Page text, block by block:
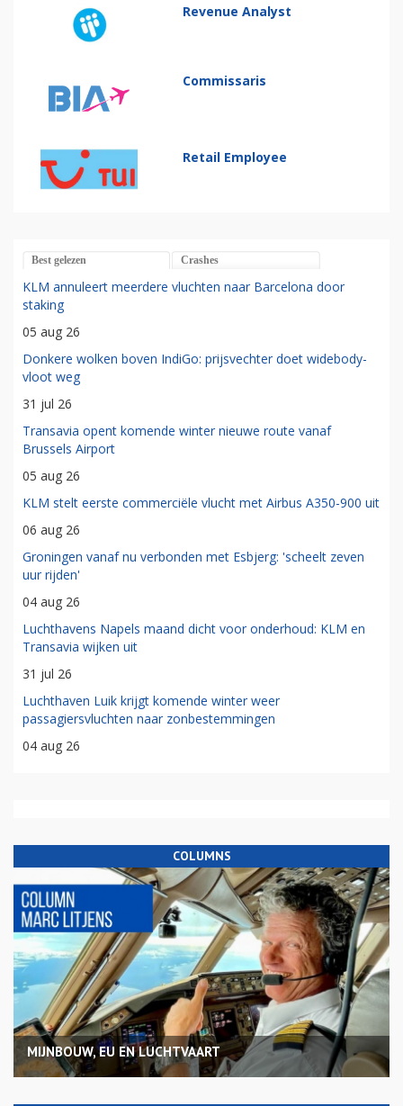
Revenue Analyst
Commissaris
Retail Employee
Best gelezen Crashes
KLM annuleert meerdere vluchten naar Barcelona door
staking
05 aug 26
Donkere wolken boven IndiGo: prijsvechter doet widebody-
vloot weg
31 jul 26
Transavia opent komende winter nieuwe route vanaf
Brussels Airport
05 aug 26
KLM stelt eerste commerciële vlucht met Airbus A350-900 uit
06 aug 26
Groningen vanaf nu verbonden met Esbjerg: 'scheelt zeven
uur rijden'
04 aug 26
Luchthavens Napels maand dicht voor onderhoud: KLM en
Transavia wijken uit
31 jul 26
Luchthaven Luik krijgt komende winter weer
passagiersvluchten naar zonbestemmingen
04 aug 26
COLUMNS
MIJNBOUW, EU EN LUCHTVAART